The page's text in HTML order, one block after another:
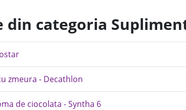
categoria
zmeura - Decathlon
de ciocolata - Syntha 6